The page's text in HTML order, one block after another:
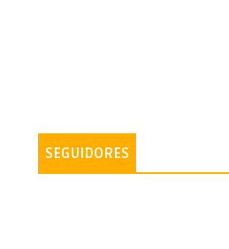
SEGUIDORES